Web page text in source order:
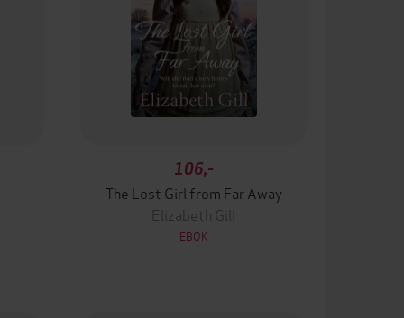
106,-
The Lost Girl from Far Away
Elizabeth Gill
EBOK